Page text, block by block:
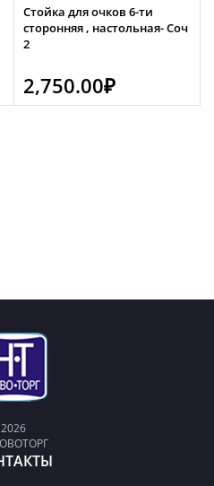
Стойка для очков 6-ти
сторонняя , настольная- Соч
2
2,750.00₽
2026